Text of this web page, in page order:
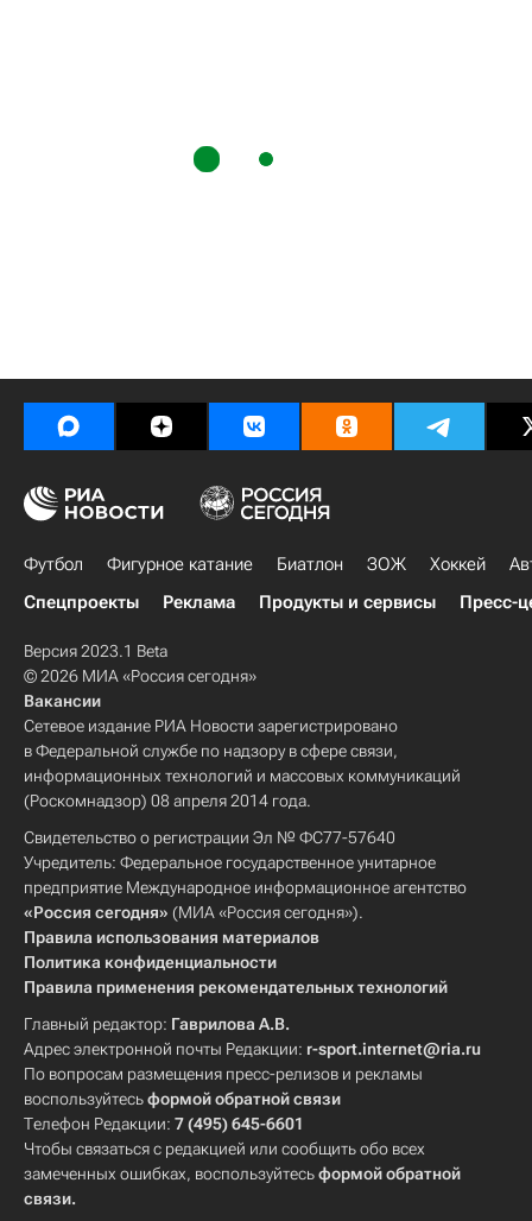
Футбол Фигурное катание Биатлон ЗОЖ Хоккей
Спецпроекты
Реклама Продукты и сервисы Пресс-
Версия 2023.1 Beta
© 2026 МИА «Россия сегодня»
Вакансии
Сетевое издание РИА Новости зарегистрировано
в Федеральной службе по надзору в сфере связи,
информационных технологий и массовых коммуникаций
(Роскомнадзор) 08 апреля 2014 года.
Свидетельство о регистрации Эл № ФС77-57640
Учредитель: Федеральное государственное унитарное
предприятие Международное информационное агентство
«Россия сегодня» (МИА «Россия сегодня»).
Правила использования материалов
Политика конфиденциальности
Правила применения рекомендательных технологий
Главный редактор: Гаврилова А.В.
Адрес электронной почты Редакции: r-sport.internet@ria.ru
По вопросам размещения пресс-релизов и рекламы
воспользуйтесьформой обратной связи
Телефон Редакции: 7 (495) 645-6601
Чтобы связаться с редакцией или сообщить обо всех
замеченных ошибках, воспользуйтесьформой обратной
связи.